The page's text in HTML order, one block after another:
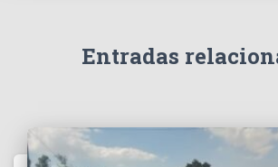
Entradas